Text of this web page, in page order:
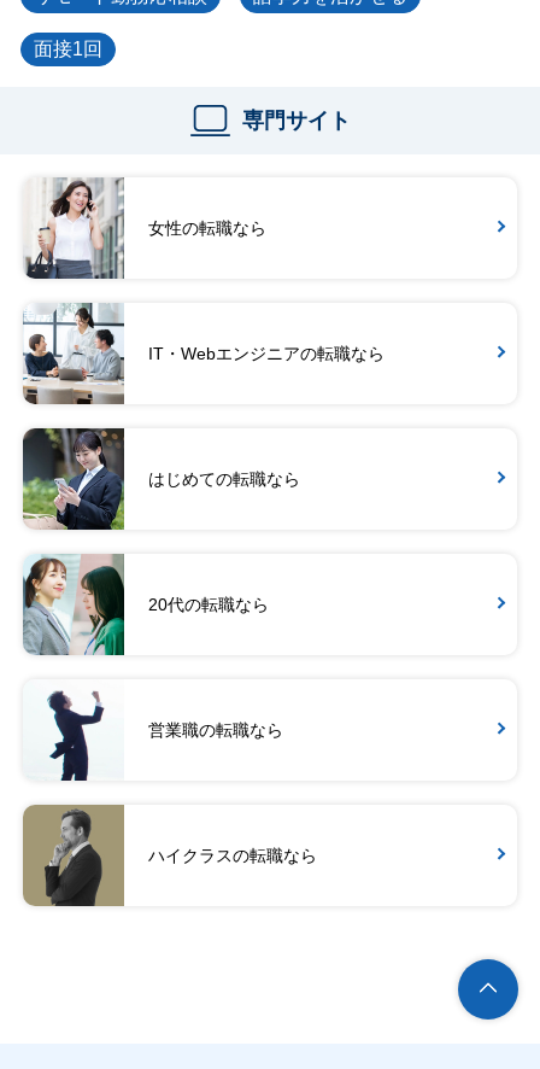
面接1回
専門サイト
女性の転職なら
IT・Webエンジニアの転職なら
はじめての転職なら
20代の転職なら
営業職の転職なら
ハイクラスの転職なら